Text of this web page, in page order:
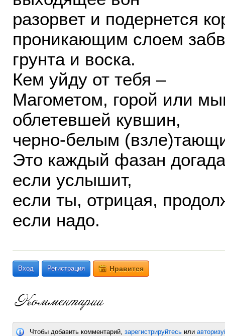
разорвет и подернется
проникающим слоем
грунта и воска.
Кем уйду от тебя –
Магометом, горой или
облетевшей кувшин,
черно-белым
Это каждый фазан
если услышит,
если ты, отрицая,
если надо.
Вход Регистрация Нравится
Чтобы добавить комментарий, зарегистрируйтесь или